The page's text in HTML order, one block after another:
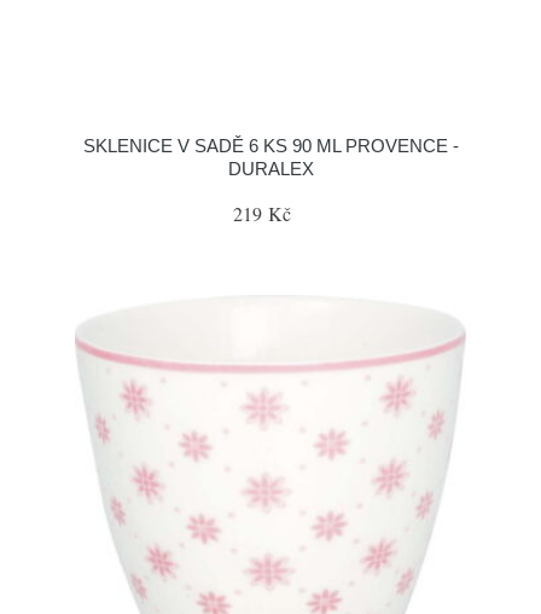
SKLENICE V SADĚ 6 KS 90 ML PROVENCE -
DURALEX
219 Kč